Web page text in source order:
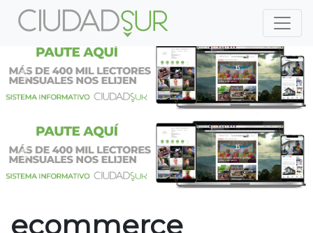
Previous
Previous
ecommerce